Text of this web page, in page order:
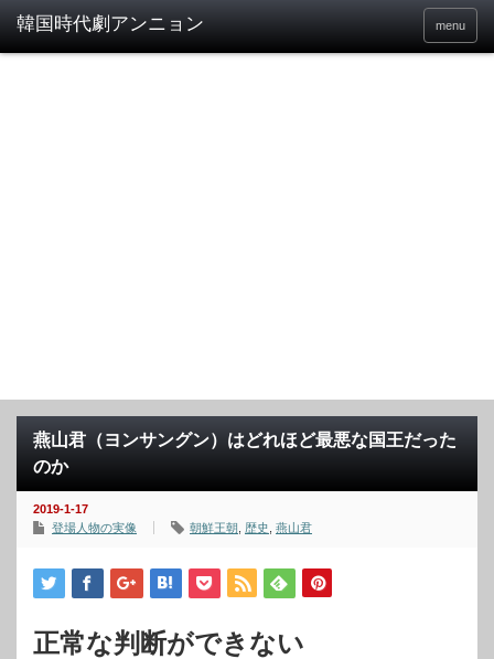
menu
燕山君（ヨンサングン）はどれほど最悪な国王だった
のか
2019-1-17
登場人物の実像
朝鮮王朝 歴史 燕山君
正常な判断ができない